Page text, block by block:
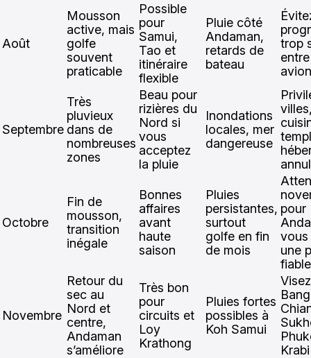
Août
Mousson
active, mais
golfe
souvent
praticable
Possible
pour
Samui,
Tao et
itinéraire
flexible
Pluie côté
Andaman,
retards de
bateau
trop
Septembre
Très
pluvieux
dans de
nombreuses
zones
Beau pour
rizières du
Nord si
vous
acceptez
la pluie
Inondations
locales, mer
dangereuse
Octobre
Fin de
mousson,
transition
inégale
Bonnes
affaires
avant
haute
saison
Pluies
persistantes,
surtout
golfe en fin
de mois
pour
vous
une
fiable
Novembre
Retour du
sec au
Nord et
centre,
Andaman
s’améliore
Très bon
pour
circuits et
Loy
Krathong
Pluies fortes
possibles à
Koh Samui
Visez
Krabi